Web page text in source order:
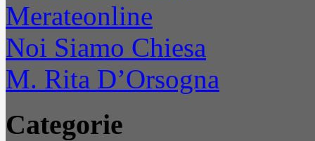
Merateonline
Noi Siamo Chiesa
M. Rita D’Orsogna
Categorie